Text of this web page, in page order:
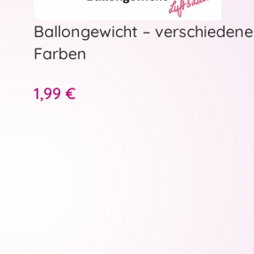
Ballongewicht – verschiedene
Farben
1,99 €